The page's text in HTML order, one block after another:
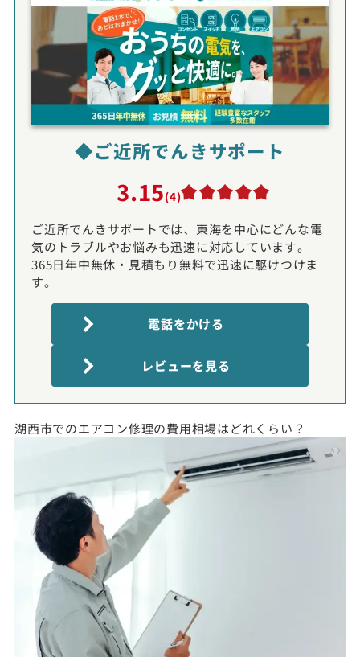
◆ご近所でんきサポート
3.15(4)
ご近所でんきサポートでは、東海を中心にどんな電
気のトラブルやお悩みも迅速に対応しています。
365日年中無休・見積もり無料で迅速に駆けつけま
す。
電話をかける
レビューを見る
湖西市でのエアコン修理の費用相場はどれくらい？